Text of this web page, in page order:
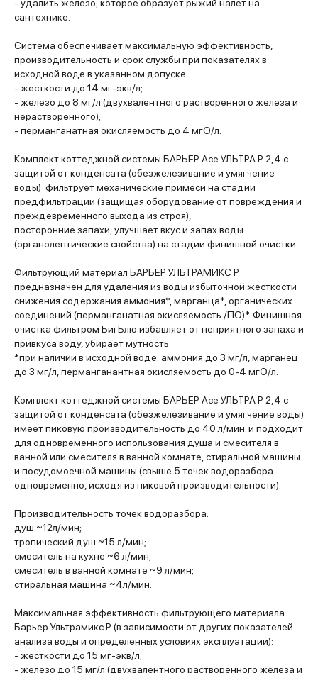
- удалить железо, которое образует рыжий налет на
сантехнике.
Система обеспечивает максимальную эффективность,
производительность и срок службы при показателях в
исходной воде в указанном допуске:
- жесткости до 14 мг-экв/л;
- железо до 8 мг/л (двухвалентного растворенного железа и
нерастворенного);
- перманганатная окисляемость до 4 мгО/л.
Комплект коттеджной системы БАРЬЕР Ace УЛЬТРА Р 2,4 с
защитой от конденсата (обезжелезивание и умягчение
воды) фильтрует механические примеси на стадии
предфильтрации (защищая оборудование от повреждения и
преждевременного выхода из строя),
посторонние запахи, улучшает вкус и запах воды
(органолептические свойства) на стадии финишной очистки.
Фильтрующий материал БАРЬЕР УЛЬТРАМИКС Р
предназначен для удаления из воды избыточной жесткости
снижения содержания аммония*, марганца*, органических
соединений (перманганатная окисляемость /ПО)*. Финишная
очистка фильтром БигБлю избавляет от неприятного запаха и
привкуса воду, убирает мутность.
*при наличии в исходной воде: аммония до 3 мг/л, марганец
до 3 мг/л, перманганантная окисляемость до 0-4 мгО/л.
Комплект коттеджной системы БАРЬЕР Ace УЛЬТРА Р 2,4 с
защитой от конденсата (обезжелезивание и умягчение воды)
имеет пиковую производительность до 40 л/мин. и подходит
для одновременного использования душа и смесителя в
ванной или смесителя в ванной комнате, стиральной машины
и посудомоечной машины (свыше 5 точек водоразбора
одновременно, исходя из пиковой производительности).
Производительность точек водоразбора:
душ ~12л/мин;
тропический душ ~15 л/мин;
смеситель на кухне ~6 л/мин;
смеситель в ванной комнате ~9 л/мин;
стиральная машина ~4л/мин.
Максимальная эффективность фильтрующего материала
Барьер Ультрамикс Р (в зависимости от других показателей
анализа воды и определенных условиях эксплуатации):
- жесткости до 15 мг-экв/л;
- железо до 15 мг/л (двухвалентного растворенного железа и